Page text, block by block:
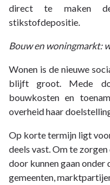
direct te maken
stikstofdepositie.
Bouw en woningmarkt:
Wonen is de nieuwe
blijft groot. Mede
bouwkosten en
overheid haar
Op korte termijn ligt
deels vast. Om te
door kunnen gaan onder
gemeenten,